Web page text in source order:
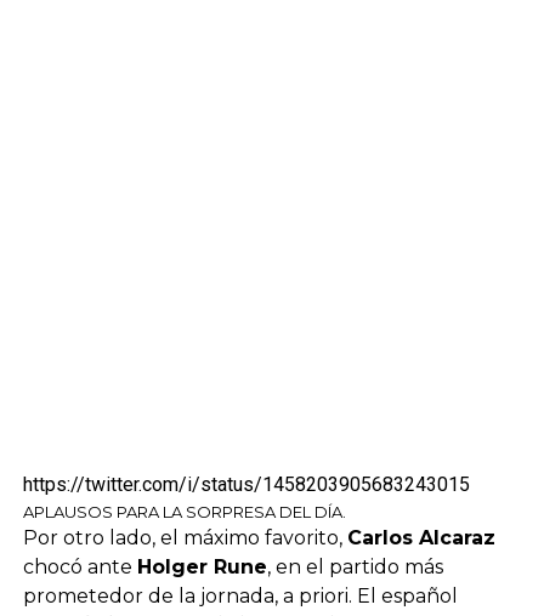
https://twitter.com/i/status/1458203905683243015
APLAUSOS PARA LA SORPRESA DEL DÍA.
Por otro lado, el máximo favorito, Carlos Alcaraz
chocó ante Holger Rune, en el partido más
prometedor de la jornada, a priori. El español